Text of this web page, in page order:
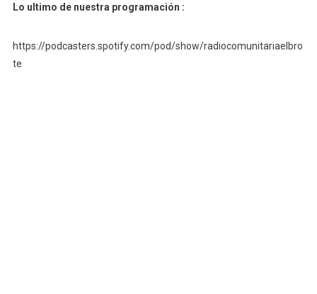
Lo ultimo de nuestra programación :
https://podcasters.spotify.com/pod/show/radiocomunitariaelbro
te